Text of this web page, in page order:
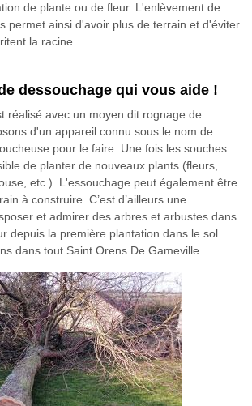
de plante ou de fleur. L'enlèvement de
permet ainsi d'avoir plus de terrain et d'éviter
la racine.
dessouchage qui vous aide !
réalisé avec un moyen dit rognage de
d'un appareil connu sous le nom de
pour le faire. Une fois les souches
de planter de nouveaux plants (fleurs,
etc.). L'essouchage peut également être
à construire. C’est d’ailleurs une
et admirer des arbres et arbustes dans
depuis la première plantation dans le sol.
dans tout Saint Orens De Gameville.